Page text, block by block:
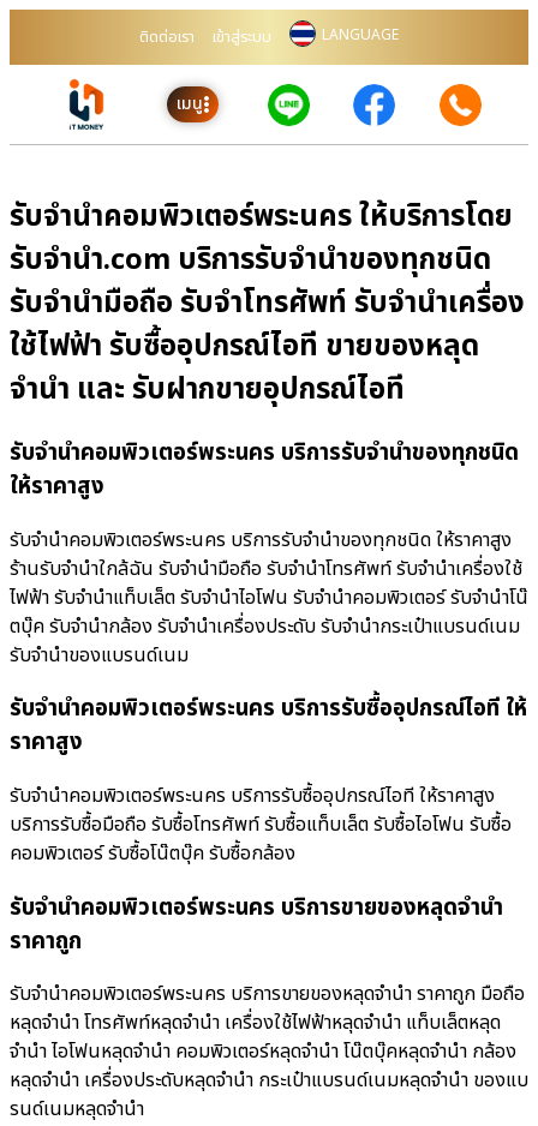
ติดต่อเรา เข้าสู่ระบบ LANGUAGE
เมนู
รับจำนำคอมพิวเตอร์พระนคร ให้บริการโดย
รับจํานํา.com บริการรับจำนำของทุกชนิด
รับจำนำมือถือ รับจำโทรศัพท์ รับจำนำเครื่อง
ใช้ไฟฟ้า รับซื้ออุปกรณ์ไอที ขายของหลุด
จำนำ และ รับฝากขายอุปกรณ์ไอที
รับจำนำคอมพิวเตอร์พระนคร บริการรับจำนำของทุกชนิด
ให้ราคาสูง
รับจำนำคอมพิวเตอร์พระนคร บริการรับจำนำของทุกชนิด ให้ราคาสูง
ร้านรับจํานําใกล้ฉัน รับจำนำมือถือ รับจำนำโทรศัพท์ รับจำนำเครื่องใช้
ไฟฟ้า รับจำนำแท็บเล็ต รับจำนำไอโฟน รับจำนำคอมพิวเตอร์ รับจำนำโน๊
ตบุ๊ค รับจำนำกล้อง รับจำนำเครื่องประดับ รับจำนำกระเป๋าแบรนด์เนม
รับจำนำของแบรนด์เนม
รับจำนำคอมพิวเตอร์พระนคร บริการรับซื้ออุปกรณ์ไอที ให้
ราคาสูง
รับจำนำคอมพิวเตอร์พระนคร บริการรับซื้ออุปกรณ์ไอที ให้ราคาสูง
บริการรับซื้อมือถือ รับซื้อโทรศัพท์ รับซื้อแท็บเล็ต รับซื้อไอโฟน รับซื้อ
คอมพิวเตอร์ รับซื้อโน๊ตบุ๊ค รับซื้อกล้อง
รับจำนำคอมพิวเตอร์พระนคร บริการขายของหลุดจำนำ
ราคาถูก
รับจำนำคอมพิวเตอร์พระนคร บริการขายของหลุดจำนำ ราคาถูก มือถือ
หลุดจำนำ โทรศัพท์หลุดจำนำ เครื่องใช้ไฟฟ้าหลุดจำนำ แท็บเล็ตหลุด
จำนำ ไอโฟนหลุดจำนำ คอมพิวเตอร์หลุดจำนำ โน๊ตบุ๊คหลุดจำนำ กล้อง
หลุดจำนำ เครื่องประดับหลุดจำนำ กระเป๋าแบรนด์เนมหลุดจำนำ ของแบ
รนด์เนมหลุดจำนำ